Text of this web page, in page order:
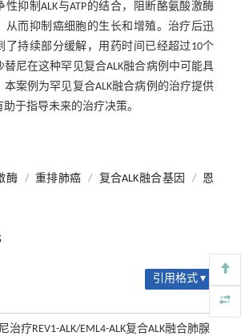
性抑制ALK与ATP的结合，阻断酪氨酸激酶
从而抑制癌细胞的生长和增殖。治疗后迅
了持续部分缓解，用药时间已经超过10个
替尼在这种罕见复合ALK融合病例中可能具
案例为罕见复合ALK融合病例的治疗提供
于指导未来的治疗决策。
酶 / 重排肺癌 / 复合ALK融合基因 / 恩
引用格式 ▾
治疗REV1-ALK/EML4-ALK复合ALK融合肺腺